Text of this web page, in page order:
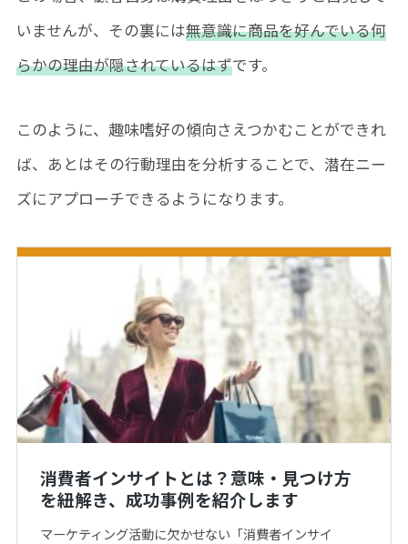
いませんが、その裏には無意識に商品を好んでいる何
らかの理由が隠されているはずです。
このように、趣味嗜好の傾向さえつかむことができれ
ば、あとはその行動理由を分析することで、潜在ニー
ズにアプローチできるようになります。